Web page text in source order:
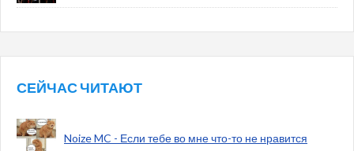
СЕЙЧАС ЧИТАЮТ
Noize MC - Если тебе во мне что-то не нравится